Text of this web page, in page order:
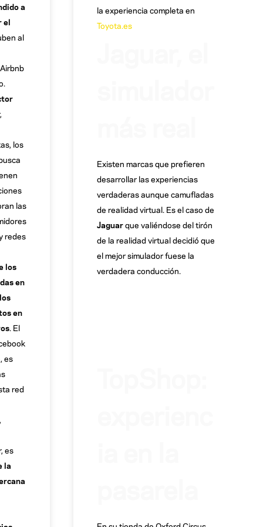
la experiencia completa en
Toyota.es
Existen marcas que prefieren
desarrollar las experiencias
verdaderas aunque camufladas
de realidad virtual. Es el caso de
Jaguarque valiéndose del tirón
de la realidad virtual decidió que
el mejor simulador fuese la
verdadera conducción.
a
el
al
los
las
redes
los
en
en
. El
es
red
es
la